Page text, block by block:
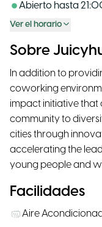
Abierto hasta
Ver el horario
Sobre
In addition to
coworking
impact initiative that
community to
cities through
accelerating the
young people and
Facilidades
Aire